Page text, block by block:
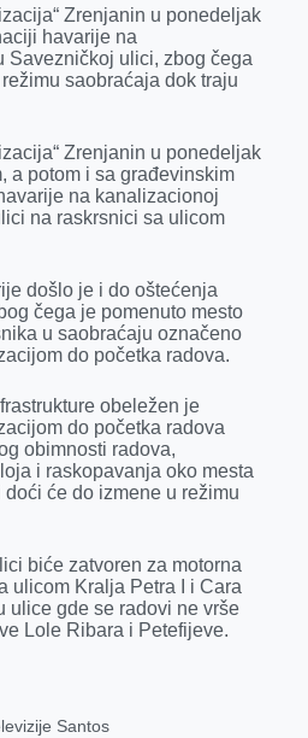
r
s
A
p
l
Zrenjanin u ponedeljak
havarije na
Savezničkoj ulici, zbog čega
saobraćaja dok traju
Zrenjanin u ponedeljak
a potom i sa građevinskim
na kanalizacionoj
na raskrsnici sa ulicom
došlo je i do oštećenja
čega je pomenuto mesto
u saobraćaju označeno
do početka radova.
obeležen je
do početka radova
obimnosti radova,
i raskopavanja oko mesta
će do izmene u režimu
biće zatvoren za motorna
ulicom Kralja Petra I i Cara
ulice gde se radovi ne vrše
Lole Ribara i Petefijeve.
Santos